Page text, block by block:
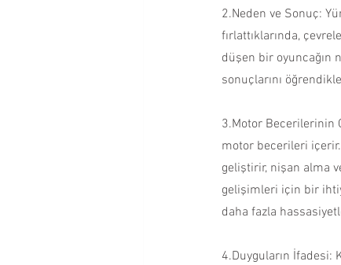
2.Neden ve Sonuç:
fırlattıklarında,
düşen bir oyuncağın
sonuçlarını
3.Motor Becerilerinin
motor becerileri
geliştirir, nişan alma
gelişimleri için bir
daha fazla
4.Duyguların İfadesi: